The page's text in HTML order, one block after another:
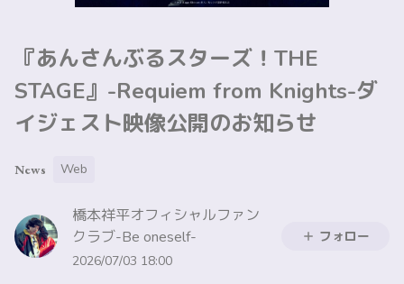
『あんさんぶるスターズ！THE
STAGE』-Requiem from Knights-ダ
イジェスト映像公開のお知らせ
News Web
橋本祥平オフィシャルファン
クラブ-Be oneself-
2026/07/03 18:00
フォロー